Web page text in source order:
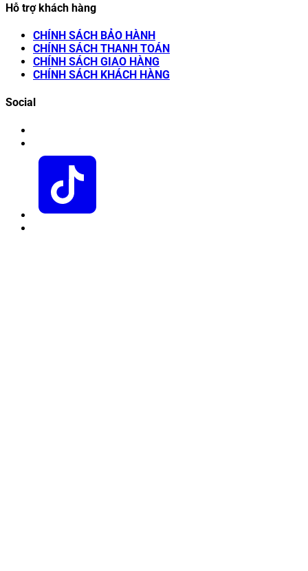
Hỗ trợ khách hàng
CHÍNH SÁCH BẢO HÀNH
CHÍNH SÁCH THANH TOÁN
CHÍNH SÁCH GIAO HÀNG
CHÍNH SÁCH KHÁCH HÀNG
Social